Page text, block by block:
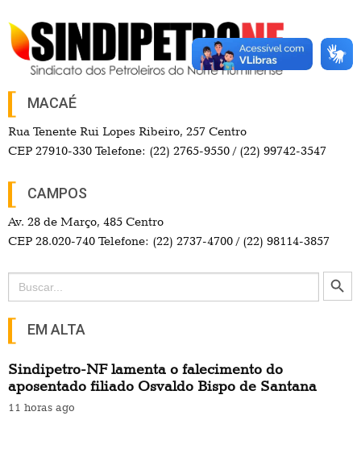
MACAÉ
Rua Tenente Rui Lopes Ribeiro, 257 Centro
CEP 27910-330 Telefone: (22) 2765-9550 / (22) 99742-3547
CAMPOS
Av. 28 de Março, 485 Centro
CEP 28.020-740 Telefone: (22) 2737-4700 / (22) 98114-3857
Search
for:
Search Button
EM ALTA
Sindipetro-NF lamenta o falecimento do
aposentado filiado Osvaldo Bispo de Santana
11 horas ago